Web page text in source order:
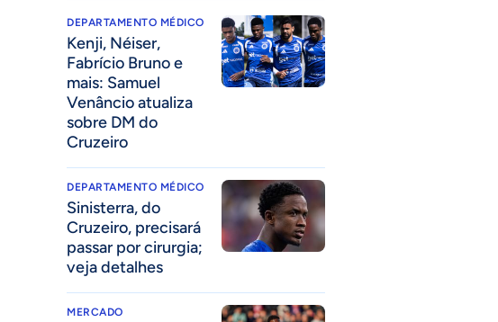
DEPARTAMENTO MÉDICO
Kenji, Néiser,
Fabrício Bruno e
mais: Samuel
Venâncio atualiza
sobre DM do
Cruzeiro
DEPARTAMENTO MÉDICO
Sinisterra, do
Cruzeiro, precisará
passar por cirurgia;
veja detalhes
MERCADO